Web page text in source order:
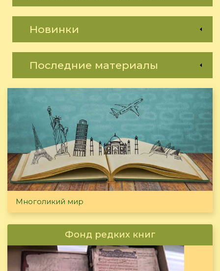
Новинки
Последние материалы
Многоликий мир
Фонд редких книг